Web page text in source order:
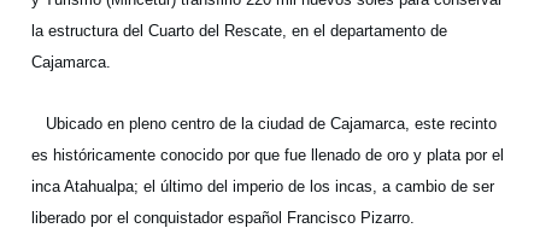
la estructura del Cuarto del Rescate, en el departamento de
Cajamarca.
Ubicado en pleno centro de la ciudad de Cajamarca, este recinto
es históricamente conocido por que fue llenado de oro y plata por el
inca Atahualpa; el último del imperio de los incas, a cambio de ser
liberado por el conquistador español Francisco Pizarro.